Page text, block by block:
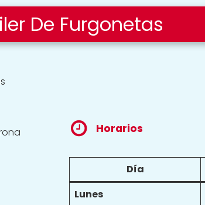
De Furgonetas
Horarios
Día
Lunes